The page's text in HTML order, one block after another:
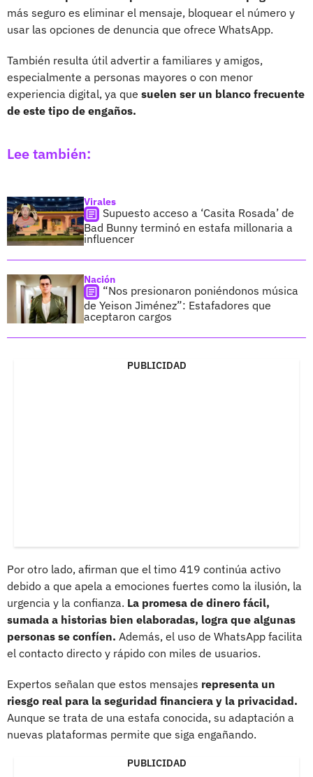
más seguro es eliminar el mensaje, bloquear el número y
usar las opciones de denuncia que ofrece WhatsApp.
También resulta útil advertir a familiares y amigos,
especialmente a personas mayores o con menor
experiencia digital, ya que suelen ser un blanco frecuente
de este tipo de engaños.
Lee también:
Virales
Supuesto acceso a ‘Casita Rosada’ de
Bad Bunny terminó en estafa millonaria a
influencer
Nación
“Nos presionaron poniéndonos música
de Yeison Jiménez”: Estafadores que
aceptaron cargos
PUBLICIDAD
Por otro lado, afirman que el timo 419 continúa activo
debido a que apela a emociones fuertes como la ilusión, la
urgencia y la confianza. La promesa de dinero fácil,
sumada a historias bien elaboradas, logra que algunas
personas se confíen. Además, el uso de WhatsApp facilita
el contacto directo y rápido con miles de usuarios.
Expertos señalan que estos mensajes representa un
riesgo real para la seguridad financiera y la privacidad.
Aunque se trata de una estafa conocida, su adaptación a
nuevas plataformas permite que siga engañando.
PUBLICIDAD